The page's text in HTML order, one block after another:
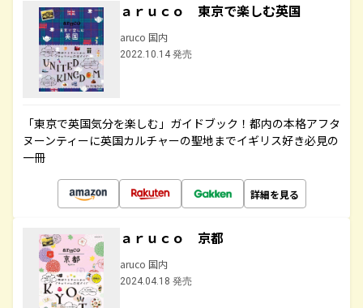
ａｒｕｃｏ 東京で楽しむ英国
aruco 国内
2022.10.14 発売
「東京で英国気分を楽しむ」ガイドブック！都内の本格アフタ
ヌーンティーに英国カルチャーの聖地までイギリス好き必見の
一冊
詳細を見る
ａｒｕｃｏ 京都
aruco 国内
2024.04.18 発売